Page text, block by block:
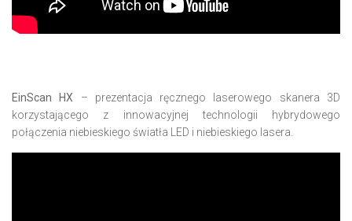
EinScan HX – prezentacja ręcznego laserowego skanera 3D
korzystającego z innowacyjnej technologii hybrydowego
połączenia niebieskiego światła LED i niebieskiego lasera.